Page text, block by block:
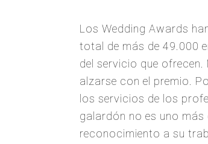
Los Wedding Awards
total de más de 49.000
del servicio que
alzarse con el premio.
los servicios de los
galardón no es uno
reconocimiento a su